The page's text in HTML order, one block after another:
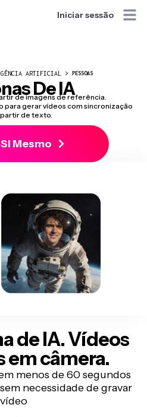
Iniciar sessão
ARTIFICIAL PESSOAS
De IA
de imagens de referência.
gerar vídeos com sincronização
partir de texto.
Mesmo
de IA. Vídeos
câmera.
menos de 60 segundos
necessidade de gravar
vídeo